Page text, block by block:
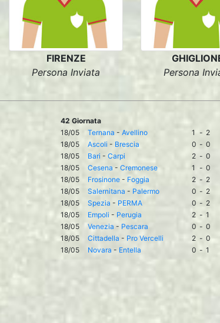
FIRENZE
Persona Inviata
Persona
42 Giornata
18/05
Ternana - Avellino 1 - 2
18/05
Ascoli - Brescia 0 - 0
18/05
Bari - Carpi 2 - 0
18/05
Cesena - Cremonese 1 - 0
18/05
Frosinone - Foggia 2 - 2
18/05
Salernitana - Palermo 0 - 2
18/05
Spezia - PERMA 0 - 2
18/05
Empoli - Perugia 2 - 1
18/05
Venezia - Pescara 0 - 0
18/05
Cittadella - Pro Vercelli 2 - 0
18/05
Novara - Entella 0 - 1